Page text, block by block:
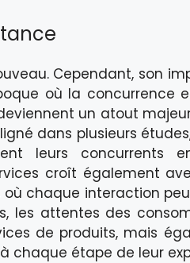
Cependant, son
où la
un atout
dans plusieurs
leurs concurrents
croît également
chaque interaction
les attentes des
de produits, mais
chaque étape de leur